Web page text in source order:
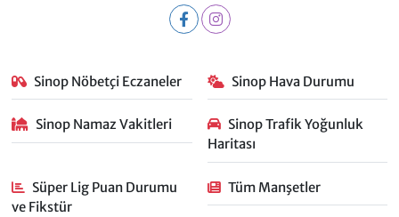
Sinop Nöbetçi Eczaneler Sinop Hava Durumu
Sinop Namaz Vakitleri
Sinop Trafik Yoğunluk
Haritası
Süper Lig Puan Durumu
ve Fikstür
Tüm Manşetler